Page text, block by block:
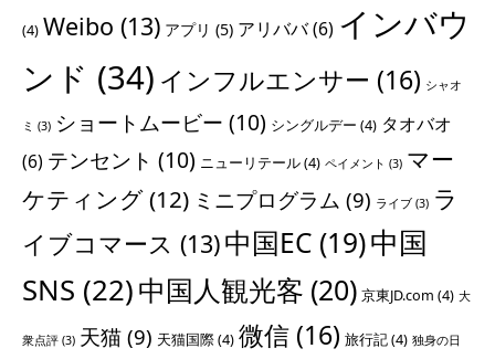
(4) Weibo (13) アプリ (5) アリババ(6) インバウ
ンド (34) インフルエンサー (16) シャオ
ミ (3) ショートムービー (10) シングルデー (4) タオバオ
(6) テンセント (10) ニューリテール(4) ペイメント (3) マー
ケティング(12) ミニプログラム (9) ライブ (3) ラ
イブコマース (13)中国EC (19)中国
SNS (22)中国人観光客 (20) 京東JD.com (4) 大
衆点評 (3) 天猫 (9) 天猫国際(4) 微信 (16) 旅行記(4) 独身の日